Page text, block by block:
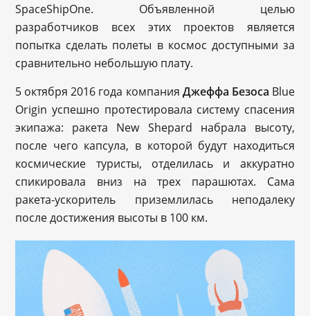
SpaceShipOne. Объявленной целью
разработчиков всех этих проектов является
попытка сделать полеты в космос доступными за
сравнительно небольшую плату.
5 октября 2016 года компания Джеффа Безоса Blue
Origin успешно протестировала систему спасения
экипажа: ракета New Shepard набрала высоту,
после чего капсула, в которой будут находиться
космические туристы, отделилась и аккуратно
спикировала вниз на трех парашютах. Сама
ракета-ускоритель приземлилась неподалеку
после достижения высоты в 100 км.